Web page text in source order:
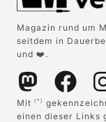
Magazin rund um
seitdem in
und ❤️.
Mit (*)
einen dieser Links